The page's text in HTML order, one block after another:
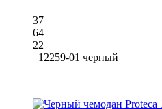
37
64
22
12259-01 черный